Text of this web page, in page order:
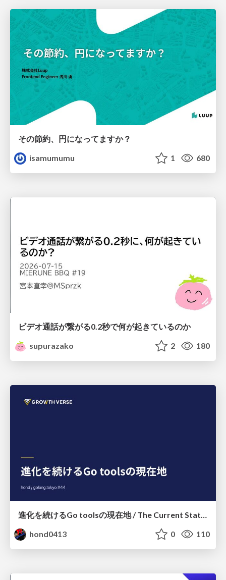
その節約、円になってますか？
isamumumu
1 680
ビデオ通話が繋がる0.2秒で何が起きているのか
supurazako
2 180
hond0413
0 110